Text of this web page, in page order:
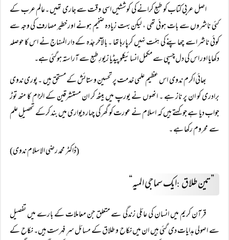
اصل عربی کتاب کو طبع کرانے کی کوششیں اسی وقت سے جاری تھیں ۔عالم عرب کے
کئی ناشروں سے بات ہوئی تھی ، لیکن بہت زیادہ ضخیم ہونے اور خطیر مصارف کی وجہ سے
کوئی ناشر اسے چھاپنے کی ہمّت نہیں کرپارہا تھا ۔ بالآخر جدّہ کے دار المنہاج نے اس کا حوصلہ
دکھایا اور اس کی دل چسپی سے مکمل انسائیکلوپیڈیا زیورِ طبع سے آراستہ ہوگئی ہے۔
بھائی اکرم ندوی اس عظیم علمی خدمت پر تحسین و ستائش کے مستحق ہیں ۔ پوری ندوی
برادری کو ان پر ناز ہے ۔ انھوں نے یورپ میں بیٹھ کر ان مستشرقین کے الزام کا منھ توڑ
جواب دیا ہے جو کہتے ہیں کہ اسلام نے عورت کو گھر کی چہار دیواری میں بند کرکے تحصیلِ علم
سے محروم رکھا ہے ۔
(ڈاکٹر محمد رضی الاسلام ندوی)
” تین طلاق :ایک سماجی المیہ“
قرآن کریم میں انسان کی عائلی زندگی سے متعلق جن معاملات کے بارے میں تفصیل
سے اصولی ہدایات دی گئی ہیں ان میں نکاح و طلاق کے مسائل سرِ فہرست ہیں۔ نکاح کے